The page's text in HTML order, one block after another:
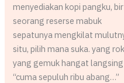
menyediakan kopi pangku,
seorang reserse mabuk
sepatunya mengkilat
situ, pilih mana suka. yang
yang gemuk hangat
“cuma sepuluh ribu abang…”